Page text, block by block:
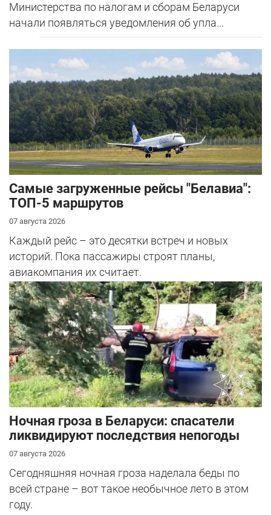
Министерства по налогам и сборам Беларуси
начали появляться уведомления об упла...
Самые загруженные рейсы "Белавиа":
ТОП-5 маршрутов
07 августа 2026
Каждый рейс – это десятки встреч и новых
историй. Пока пассажиры строят планы,
авиакомпания их считает.
Ночная гроза в Беларуси: спасатели
ликвидируют последствия непогоды
07 августа 2026
Сегодняшняя ночная гроза наделала беды по
всей стране – вот такое необычное лето в этом
году.